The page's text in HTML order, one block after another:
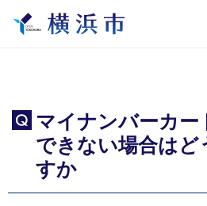
Q
マイナンバーカー
できない場合は
すか